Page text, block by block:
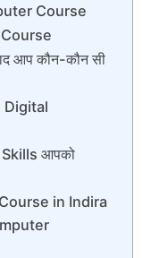
Course
आप कौन-कौन सी
Digital
आपको
in Indira